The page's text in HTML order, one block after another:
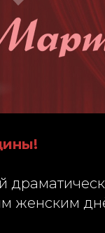
женским